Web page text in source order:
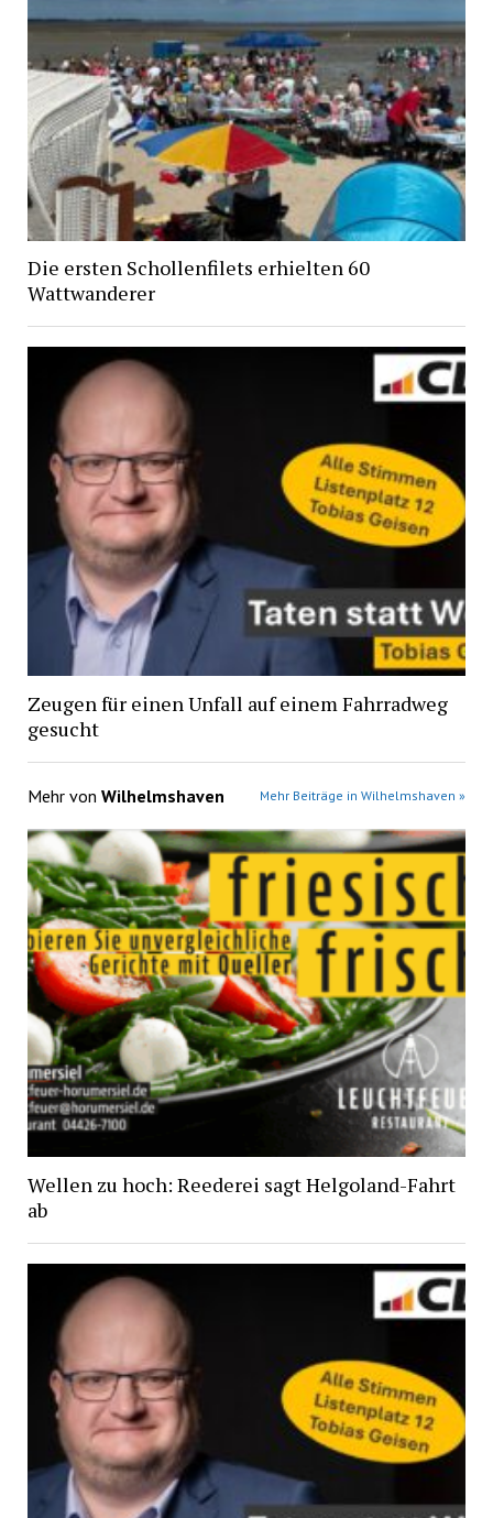
Die ersten Schollenfilets erhielten 60
Wattwanderer
Zeugen für einen Unfall auf einem Fahrradweg
gesucht
Mehr von Wilhelmshaven Mehr Beiträge in Wilhelmshaven »
Wellen zu hoch: Reederei sagt Helgoland-Fahrt
ab